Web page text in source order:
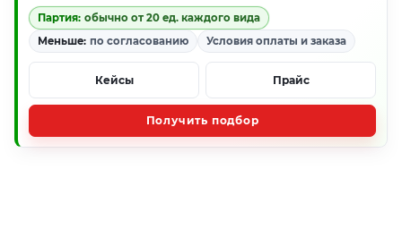
Партия: обычно от 20 ед. каждого вида
Меньше: по согласованию Условия оплаты и заказа
Кейсы Прайс
Получить подбор